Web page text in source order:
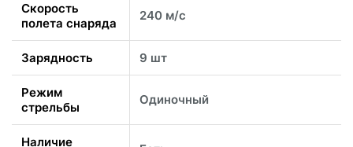
Скорость
полета снаряда
240 м/с
Зарядность 9 шт
Режим
стрельбы
Одиночный
Наличие